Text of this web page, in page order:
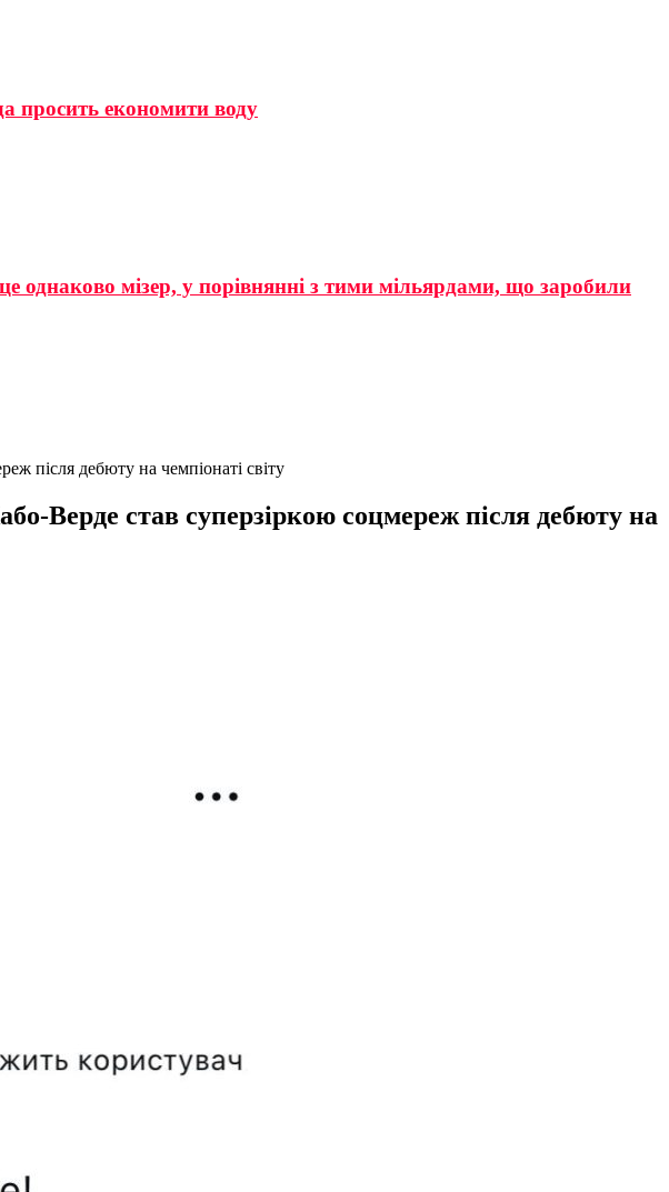
просить економити воду
однаково мізер, у порівнянні з тими мільярдами, що заробили
після дебюту на чемпіонаті світу
Верде став суперзіркою соцмереж після дебюту на